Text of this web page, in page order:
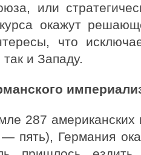
или
окажут
что
и Западу.
287
пять), Германия